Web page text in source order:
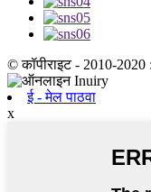
© कॉपीराइट - 2010-2020
ई - मेल पाठवा
x